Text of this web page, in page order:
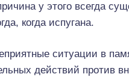
у этого всегда
когда испугана.
ситуации в
действий против